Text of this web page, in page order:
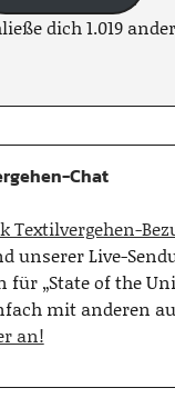
dich 1.019
Chat
Textilvergehen-
unserer Live-
für „State of the
mit anderen
an!